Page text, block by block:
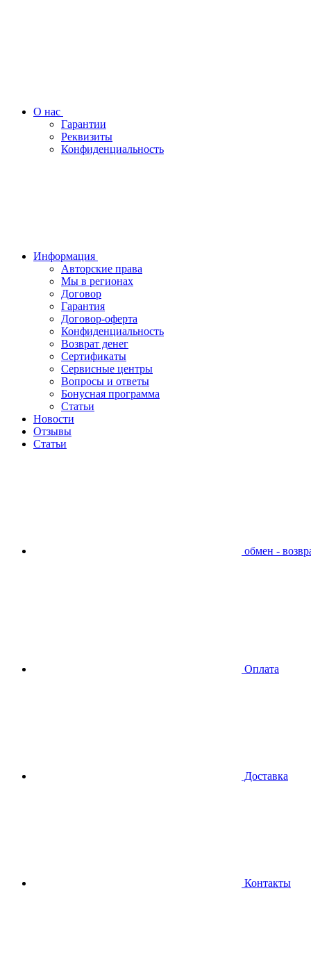
О нас
Гарантии
Реквизиты
Конфиденциальность
Информация
Авторские права
Мы в регионах
Договор
Гарантия
Договор-оферта
Конфиденциальность
Возврат денег
Сертификаты
Сервисные центры
Вопросы и ответы
Бонусная программа
Статьи
Новости
Отзывы
Статьи
обмен -
Оплата
Доставка
Контакты